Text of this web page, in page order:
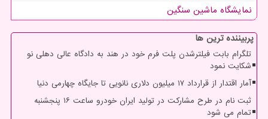
نمایشگاه ماشین سنگین
پربیننده ترین ها
تلگرام بابت فیلترشدن پلت فرم خود در هند به دادگاه عالی دهلی نو
شکایت نمود
آمار اقتدار از قرارداد ۱۷ میلیون دلاری نانویی تا جایگاه چهارمی دنیا
ثبت نام در طرح مشارکت در تولید ایران خودرو ساعت ۱۶ پنجشنبه
تمام می شود